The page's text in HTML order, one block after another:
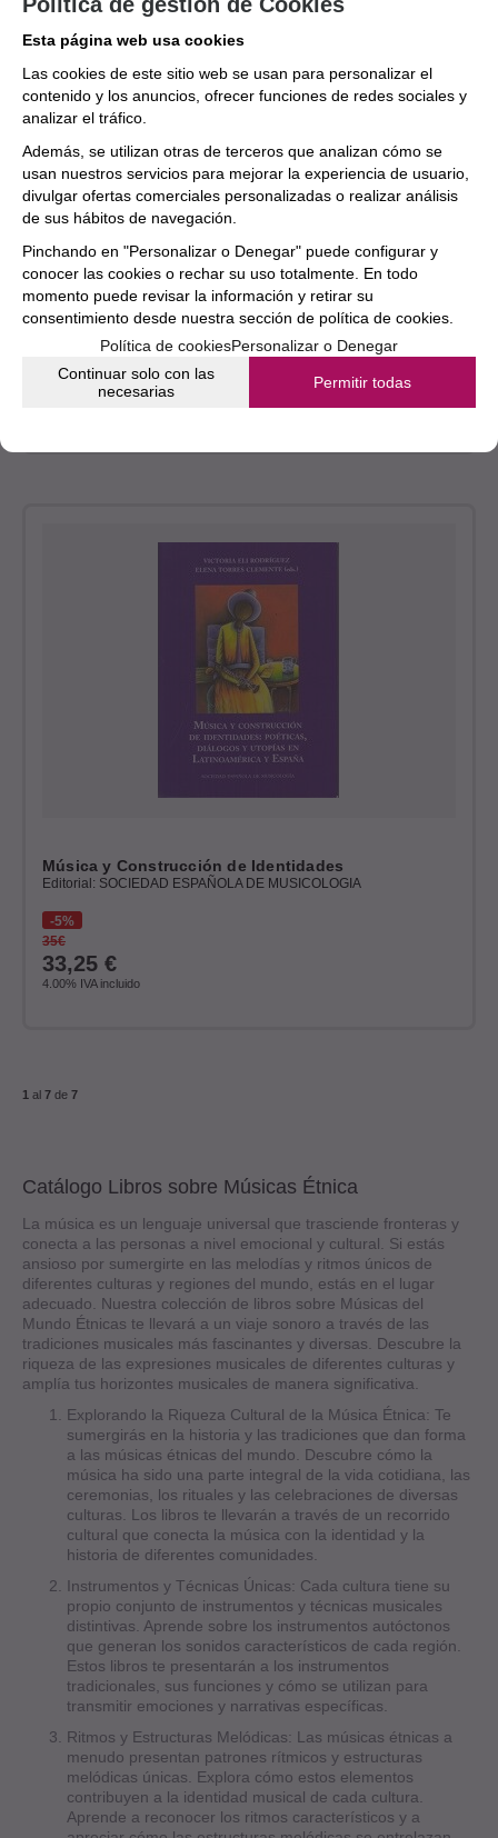
La Música Tradicional Valenciana
Editorial: INSTITUT VALENCIA DE LA MUSICA
42€
39,90 €
Música y Construcción de Identidades
Editorial: SOCIEDAD ESPAÑOLA DE MUSICOLOGIA
5%
35€
33,25 €
4.00% IVA incluido
1 al 7 de 7
Catálogo Libros sobre Músicas Étnica
La música es un lenguaje universal que trasciende fronteras y
conecta a las personas a nivel emocional y cultural. Si estás
ansioso por sumergirte en las melodías y ritmos únicos de
diferentes culturas y regiones del mundo, estás en el lugar
adecuado. Nuestra colección de libros sobre Músicas del
Mundo Étnicas te llevará a un viaje sonoro a través de las
tradiciones musicales más fascinantes y diversas. Descubre la
riqueza de las expresiones musicales de diferentes culturas y
amplía tus horizontes musicales de manera significativa.
Explorando la Riqueza Cultural de la Música Étnica: Te
sumergirás en la historia y las tradiciones que dan forma
a las músicas étnicas del mundo. Descubre cómo la
música ha sido una parte integral de la vida cotidiana, las
ceremonias, los rituales y las celebraciones de diversas
culturas. Los libros te llevarán a través de un recorrido
cultural que conecta la música con la identidad y la
historia de diferentes comunidades.
Instrumentos y Técnicas Únicas: Cada cultura tiene su
propio conjunto de instrumentos y técnicas musicales
distintivas. Aprende sobre los instrumentos autóctonos
que generan los sonidos característicos de cada región.
Estos libros te presentarán a los instrumentos
tradicionales, sus funciones y cómo se utilizan para
transmitir emociones y narrativas específicas.
Ritmos y Estructuras Melódicas: Las músicas étnicas a
menudo presentan patrones rítmicos y estructuras
melódicas únicas. Explora cómo estos elementos
contribuyen a la identidad musical de cada cultura.
Aprende a reconocer los ritmos característicos y a
Esta página web usa cookies
Las cookies de este sitio web se usan para personalizar el
contenido y los anuncios, ofrecer funciones de redes sociales y
analizar el tráfico.
Además, se utilizan otras de terceros que analizan cómo se
usan nuestros servicios para mejorar la experiencia de usuario,
divulgar ofertas comerciales personalizadas o realizar análisis
de sus hábitos de navegación.
Pinchando en "Personalizar o Denegar" puede configurar y
conocer las cookies o rechar su uso totalmente. En todo
momento puede revisar la información y retirar su
consentimiento desde nuestra sección de política de cookies.
Política de cookiesPersonalizar o Denegar
Continuar solo con las
necesarias
Permitir todas